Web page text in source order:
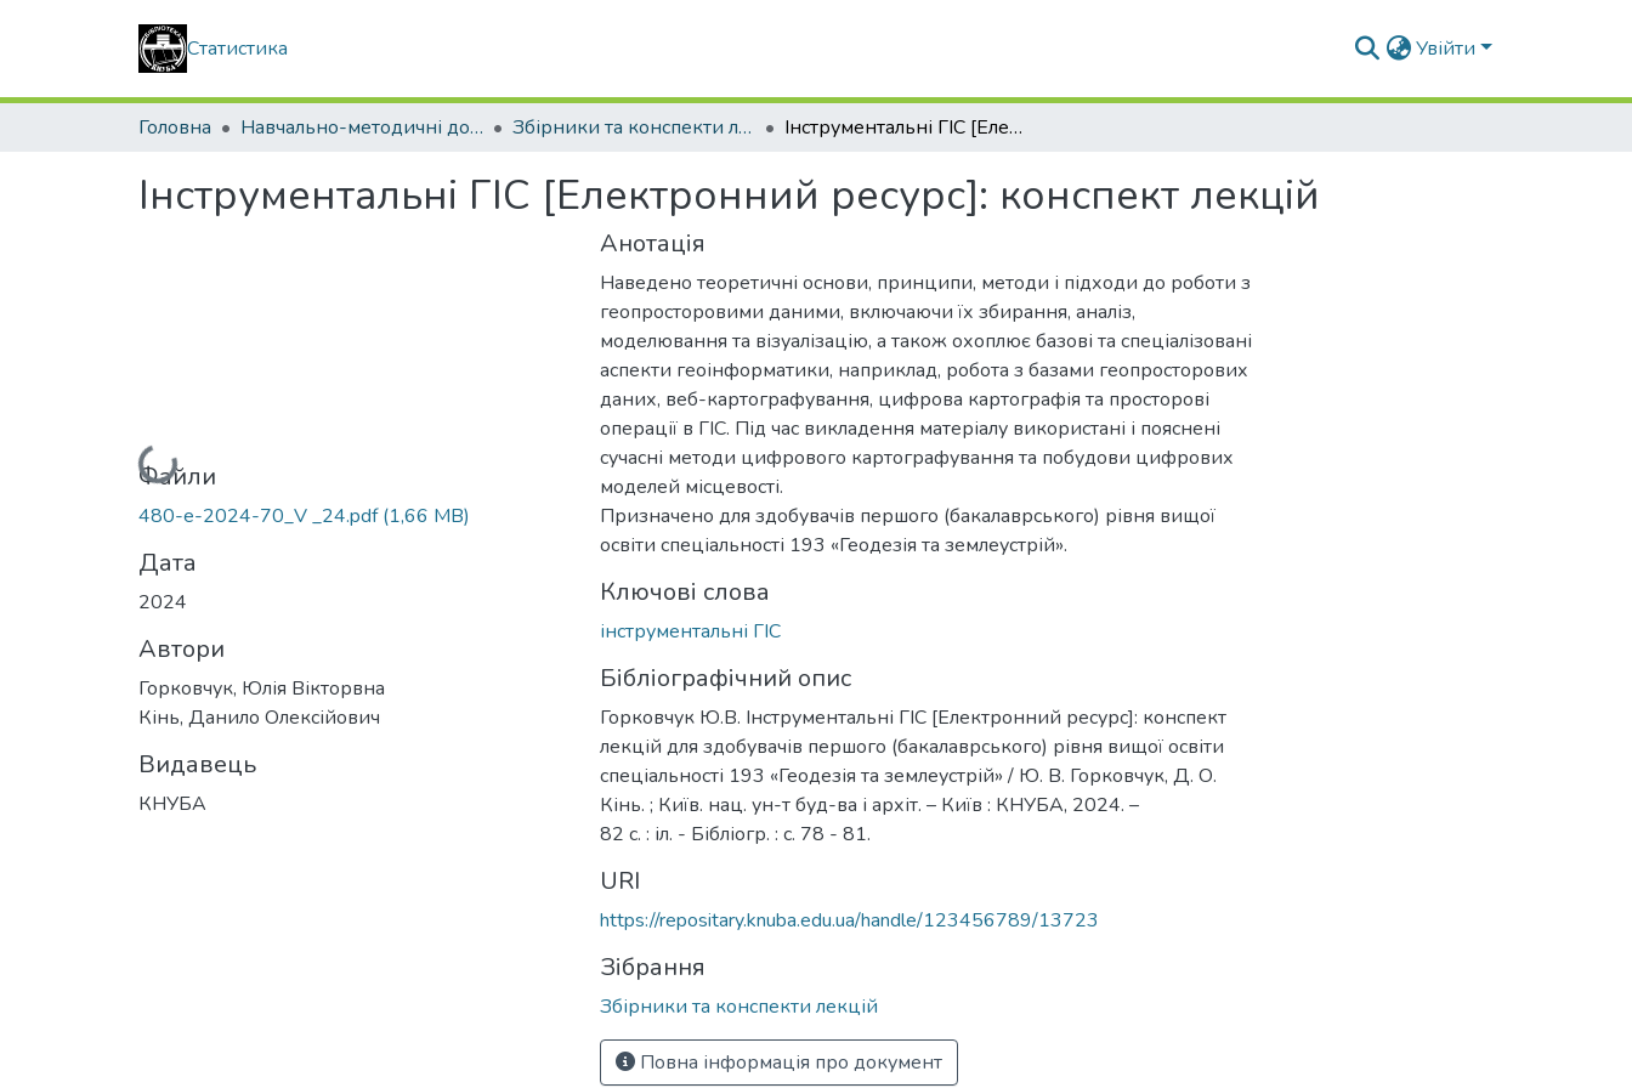
Статистика Увійти
Головна Навчально-методичні документи Збірники та конспекти лекцій Інструментальні ГІС [Електронний ресурс]: конспект лекцій
Інструментальні ГІС [Електронний ресурс]: конспект лекцій
Вантажиться...
Файли
480-е-2024-70_V _24.pdf(1,66 MB)
Дата
2024
Автори
Горковчук, Юлія Вікторвна
Кінь, Данило Олексійович
Видавець
КНУБА
Анотація
Наведено теоретичні основи, принципи, методи і підходи до роботи з
геопросторовими даними, включаючи їх збирання, аналіз,
моделювання та візуалізацію, а також охоплює базові та спеціалізовані
аспекти геоінформатики, наприклад, робота з базами геопросторових
даних, веб-картографування, цифрова картографія та просторові
операції в ГІС. Під час викладення матеріалу використані і пояснені
сучасні методи цифрового картографування та побудови цифрових
моделей місцевості.
Призначено для здобувачів першого (бакалаврського) рівня вищої
освіти спеціальності 193 «Геодезія та землеустрій».
Ключові слова
інструментальні ГІС
Бібліографічний опис
Горковчук Ю.В. Інструментальні ГІС [Електронний ресурс]: конспект
лекцій для здобувачів першого (бакалаврського) рівня вищої освіти
спеціальності 193 «Геодезія та землеустрій» / Ю. В. Горковчук, Д. О.
Кінь. ; Київ. нац. ун-т буд-ва і архіт. – Київ : КНУБА, 2024. –
82 с. : іл. - Бібліогр. : с. 78 - 81.
URI
https://repositary.knuba.edu.ua/handle/123456789/13723
Зібрання
Збірники та конспекти лекцій
Повна інформація про документ